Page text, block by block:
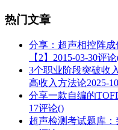
热门文章
分享：超声相控阵成
【2】 2015-03-30评
3个职业阶段突破收
高收入方法论2025-
分享一款自编的
17评论()
超声检测考试题库